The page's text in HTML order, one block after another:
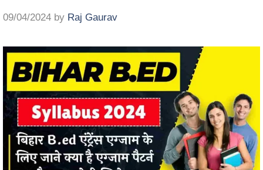
09/04/2024 by Raj Gaurav